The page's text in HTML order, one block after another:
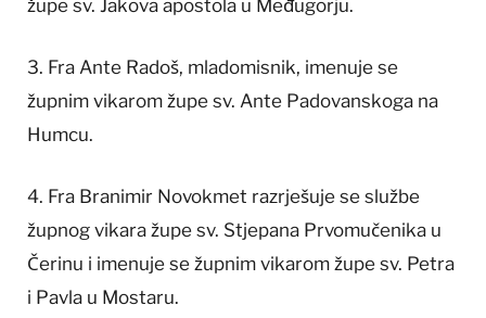
župe sv. Jakova apostola u Međugorju.
3. Fra Ante Radoš, mladomisnik, imenuje se
župnim vikarom župe sv. Ante Padovanskoga na
Humcu.
4. Fra Branimir Novokmet razrješuje se službe
župnog vikara župe sv. Stjepana Prvomučenika u
Čerinu i imenuje se župnim vikarom župe sv. Petra
i Pavla u Mostaru.